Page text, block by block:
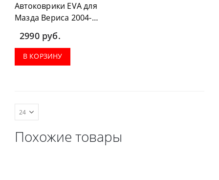
Автоковрики EVA для
Мазда Вериса 2004-
2015 можно
приобрести в
комплектации:
водительский коврик,
2990 руб.
В КОРЗИНУ
Похожие товары